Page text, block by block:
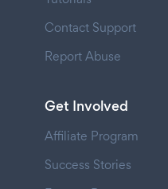
Contact Support
Report Abuse
Get Involved
Affiliate Program
Success Stories